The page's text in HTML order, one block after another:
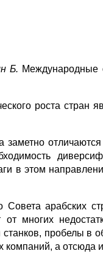
Б. Международные
роста стран
в этом
арабских
от многих
пробелы в
а отсюда